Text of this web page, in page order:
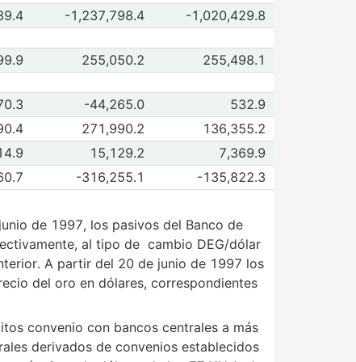
(C) Crédito Interno Neto (Millones de Pesos)([(A)-(B)])
Jul 2026-1,237,798.4
-1,020,429.8
(D) Reserva Internacional (Millones de Dólares de E.U.)
Jul 2026255,050.2
255,498.1
(A) Base Monetaria (Millones de Pesos)
Jul 2026-44,265.0 532.9
(B) Activos Internacionales Netos (Millones de Pesos)
Jul 2026271,990.2 136,355.2
Activos Internacionales Netos (Millones de Dólares de
15,129.2 7,369.9
(C) Crédito Interno Neto (Millones de Pesos)([(A)-(B)])
Jul 2026-316,255.1
-135,822.3
de 1997, los pasivos del Banco de
al tipo de cambio DEG/dólar
A partir del 20 de junio de 1997 los
del oro en dólares, correspondientes
convenio con bancos centrales a más
derivados de convenios establecidos